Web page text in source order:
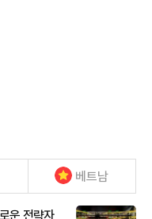
베트남
운 전략자